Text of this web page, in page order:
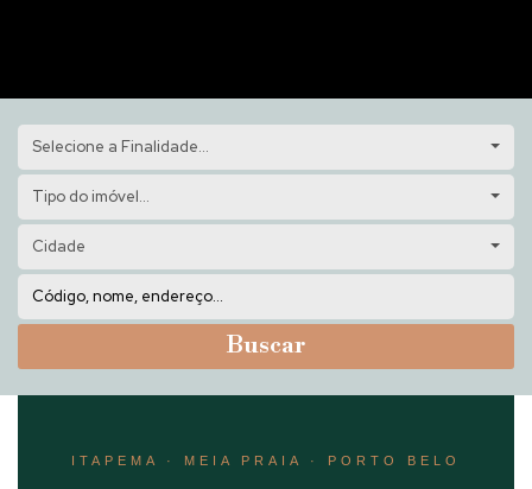
Selecione a Finalidade...
Tipo do imóvel...
Cidade
Buscar
ITAPEMA · MEIA PRAIA · PORTO BELO